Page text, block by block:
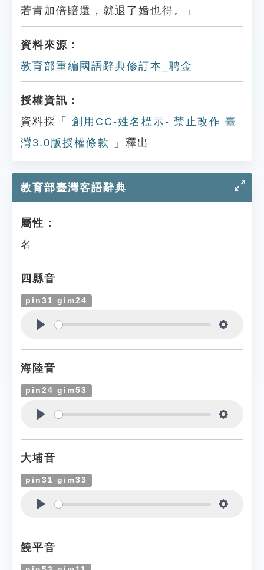
若肯加倍賠還，就退了婚也得。」
資料來源：
教育部重編國語辭典修訂本_聘金
授權資訊：
資料採「
創用CC-姓名標示- 禁止改作 臺
灣3.0版授權條款
」釋出
教育部臺灣客語辭典
屬性：
名
四縣音
pin31 gim24
海陸音
pin24 gim53
大埔音
pin31 gim33
饒平音